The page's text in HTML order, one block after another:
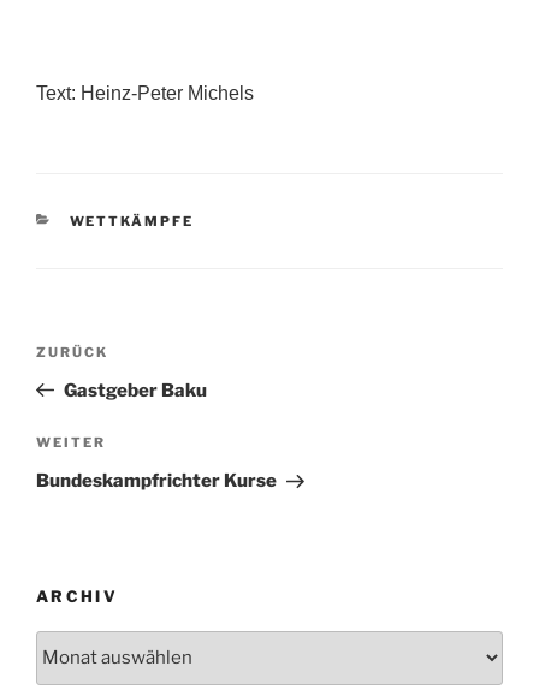
Text: Heinz-Peter Michels
KATEGORIEN
WETTKÄMPFE
Beitragsnavigation
Vorheriger
Beitrag
ZURÜCK
Gastgeber Baku
Nächster
Beitrag
WEITER
Bundeskampfrichter Kurse
ARCHIV